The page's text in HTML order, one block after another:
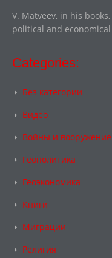
V. Matveev, in his
political and
Categories:
Без категории
Видео
Войны и вооружение
Геополитика
Геоэкономика
Книги
Миграции
Религия